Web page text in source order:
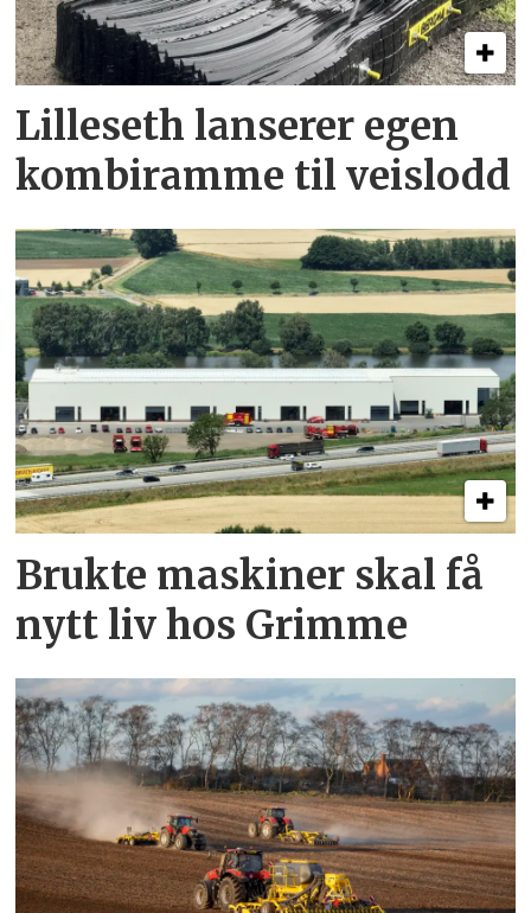
Lilleseth lanserer egen
kombi­ramme til veislodd
Brukte maskiner skal få
nytt liv hos Grimme